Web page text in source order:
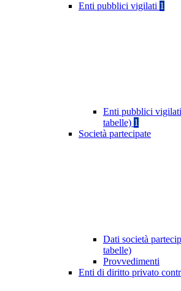
Enti pubblici vigilati 1
Enti pubblici
tabelle) 1
Società partecipate
Dati società
tabelle)
Provvedimenti
Enti di diritto privato